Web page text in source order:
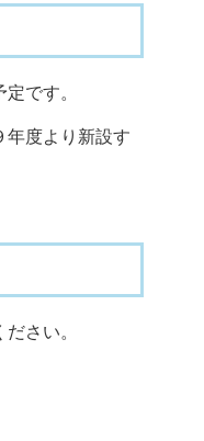
です。
度より新設す
さい。